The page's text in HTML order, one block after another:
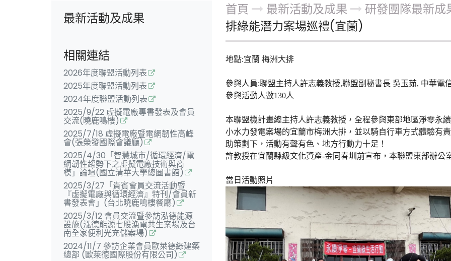
最新活動及成果
相關連結
2026年度聯盟活動列表
2025年度聯盟活動列表
2024年度聯盟活動列表
2025/9/22 虛擬電廠專書發表及會員
交流(曉鹿鳴樓)
2025/7/18 虛擬電廠暨電網韌性高峰
會(張榮發國際會議廳)
2025/4/30「智慧城市/循環經濟/電
網韌性趨勢下之虛擬電廠技術與商
模」論壇(國立清華大學總圖書館)
2025/3/27「貴賓會員交流活動暨
『虛擬電廠與循環經濟』特刊/會員新
書發表會」(台北曉鹿鳴樓餐廳)
2025/3/12 會員交流暨參訪泓德能源
設施(泓德能源七股漁電共生案場及台
南全家便利光充儲案場)
2024/11/7 參訪企業會員歐萊德綠建築
總部 (歐萊德國際股份有限公司)
首頁 最新活動及成果
研發團隊最新
排綠能潛力案場巡禮(宜蘭)
地點:宜蘭 梅洲大排
參與人員:聯盟主持人許志義教授,聯盟副秘書長 吳玉茹, 中華電
參與活動人數130人
本聯盟機計畫總主持人許志義教授，全程參與東部地區淨零永
小水力發電案場的宜蘭市梅洲大排，並以騎自行車方式體驗有
助策劃下，活動有聲有色、地方行動力十足！
許教授在宜蘭縣級文化資產-金同春圳前宣布，本聯盟東部辦公
當日活動照片